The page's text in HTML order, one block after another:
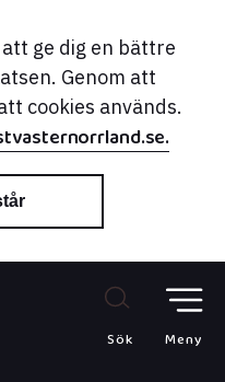
ge dig en bättre
Genom att
cookies används.
Sök Meny